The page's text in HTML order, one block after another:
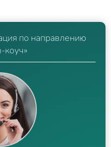
по направлению
коуч»